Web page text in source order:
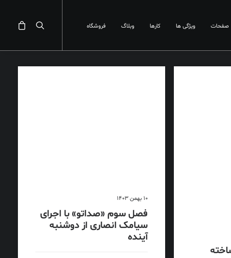
صفحات ویژگی ها کارها وبلاگ فروشگاه
10 بهمن 1403
فصل سوم «صداتو» با اجرای
سیامک انصاری از دوشنبه
آینده